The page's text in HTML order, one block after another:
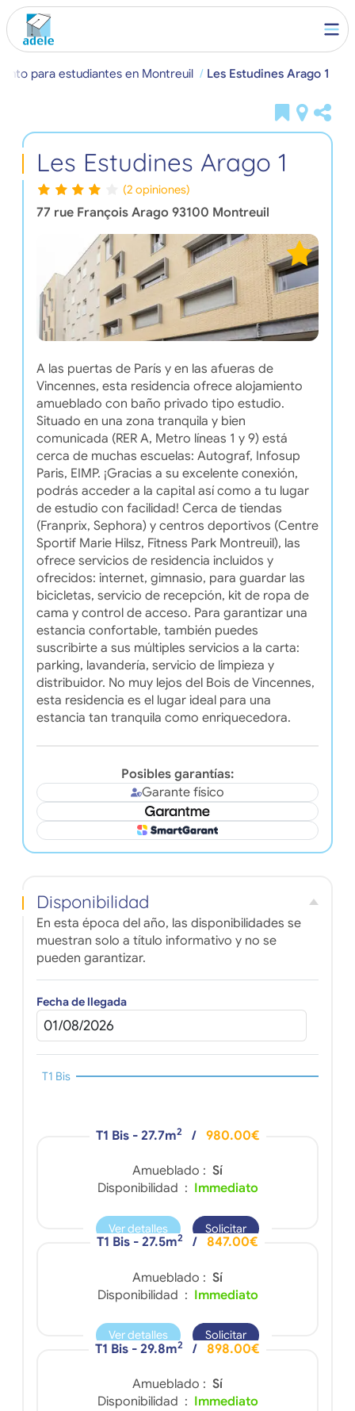
para estudiantes en Montreuil Les Estudines Arago 1
Les Estudines Arago 1
(2 opiniones)
77 rue François Arago 93100 Montreuil
A las puertas de París y en las afueras de
Vincennes, esta residencia ofrece alojamiento
amueblado con baño privado tipo estudio.
Situado en una zona tranquila y bien
comunicada (RER A, Metro líneas 1 y 9) está
cerca de muchas escuelas: Autograf, Infosup
Paris, EIMP. ¡Gracias a su excelente conexión,
podrás acceder a la capital así como a tu lugar
de estudio con facilidad! Cerca de tiendas
(Franprix, Sephora) y centros deportivos (Centre
Sportif Marie Hilsz, Fitness Park Montreuil), las
ofrece servicios de residencia incluidos y
ofrecidos: internet, gimnasio, para guardar las
bicicletas, servicio de recepción, kit de ropa de
cama y control de acceso. Para garantizar una
estancia confortable, también puedes
suscribirte a sus múltiples servicios a la carta:
parking, lavandería, servicio de limpieza y
distribuidor. No muy lejos del Bois de Vincennes,
esta residencia es el lugar ideal para una
estancia tan tranquila como enriquecedora.
Posibles garantías:
Garante físico
Disponibilidad
En esta época del año, las disponibilidades se
muestran solo a título informativo y no se
pueden garantizar.
Fecha de llegada
T1 Bis
T1 Bis - 27.7m2 / 980.00€
Amueblado : Sí
Disponibilidad : Immediato
Ver detalles Solicitar
T1 Bis - 27.5m2 / 847.00€
Amueblado : Sí
Disponibilidad : Immediato
Ver detalles Solicitar
T1 Bis - 29.8m2 / 898.00€
Amueblado : Sí
Disponibilidad : Immediato